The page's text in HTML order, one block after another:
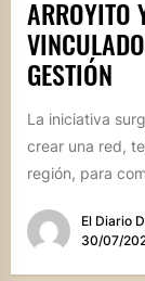
ARROYITO
GESTIÓN
La iniciativa
crear una red,
región, para
El Diario
30/07/